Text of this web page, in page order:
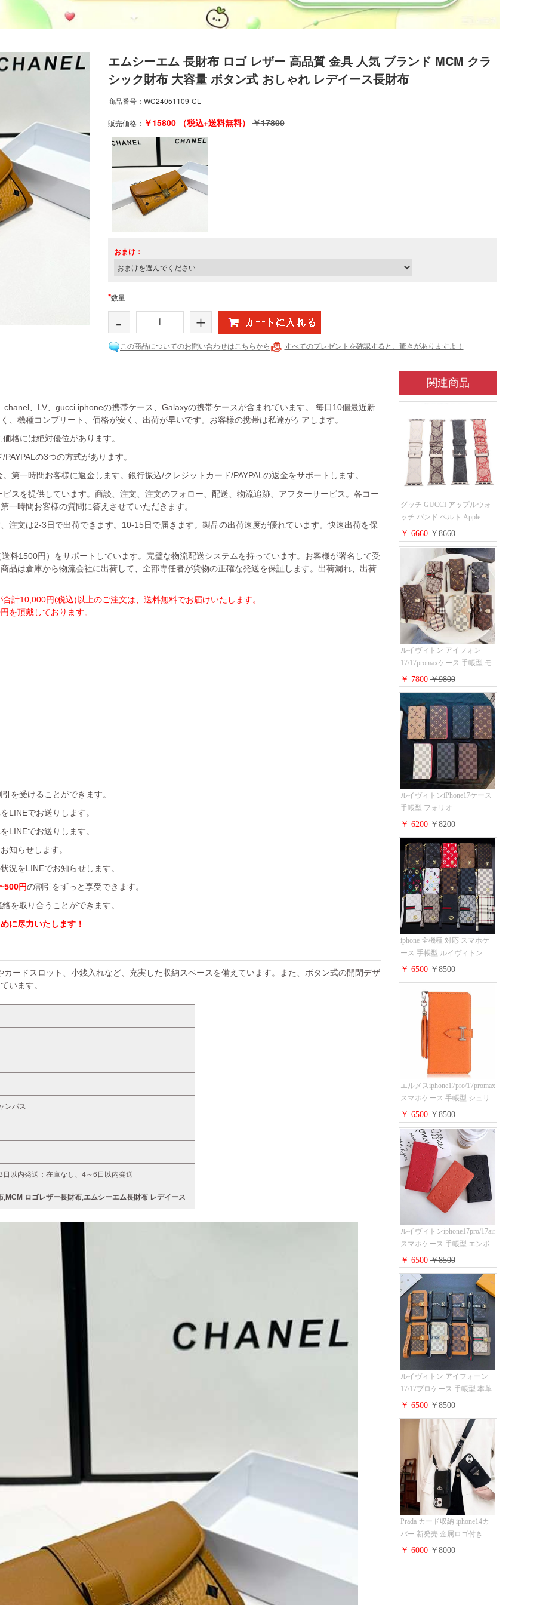
エムシーエム 長財布 ロゴ レザー 高品質 金具 人気 ブランド MCM クラ
シック財布 大容量 ボタン式 おしゃれ レデイース長財布
商品番号： WC24051109-CL
販売価格： ￥15800（税込+送料無料）￥17800
おまけ：
*数量
- +
この商品についてのお問い合わせはこちらから すべてのプレゼントを確認すると、驚きがありますよ！
、LV、gucci iphoneの携帯ケース、Galaxyの携帯ケースが含まれています。 毎日10個最近新
、機種コンプリート、価格が安く、出荷が早いです。お客様の携帯は私達がケアします。
格には絶対優位があります。
の3つの方式があります。
第一時間お客様に返金します。銀行振込/クレジットカード/PAYPALの返金をサポートします。
スを提供しています。商談、注文、注文のフォロー、配送、物流追跡、アフターサービス。各コー
一時間お客様の質問に答えさせていただきます。
注文は2-3日で出荷できます。10-15日で届きます。製品の出荷速度が優れています。快速出荷を保
料1500円）をサポートしています。完璧な物流配送システムを持っています。お客様が署名して受
品は倉庫から物流会社に出荷して、全部専任者が貨物の正確な発送を保証します。出荷漏れ、出荷
計10,000円(税込)以上のご注文は、送料無料でお届けいたします。
を頂戴しております。
引を受けることができます。
LINEでお送りします。
LINEでお送りします。
知らせします。
況をLINEでお知らせします。
円の割引をずっと享受できます。
を取り合うことができます。
に尽力いたします！
カードスロット、小銭入れなど、充実した収納スペースを備えています。また、ボタン式の開閉デザ
います。
ンバス
以内発送；在庫なし、4～6日以内発送
MCM ロゴレザー長財布 エムシーエム長財布 レデイース
関連商品
グッチ GUCCI アップルウォ
ッチ バンド ベルト Apple
Watch ベルト交換 レザーベル
ト レザーバンド ウォッチバ
ンド 38mm 40mm 42mm 44mm
人気新作
￥ 6660￥8660
ルイヴィトン アイフォン
17/17promaxケース 手帳型 モ
ノグラム 定番柄 airpods 4/3/2
proケース 2点セット激安 グ
ッチiphone16pro/16/15ケース
手帳型 財布カード入り 多機
能 ハイ ブランド Galaxy
S25/S24/S23手帳カバー おす
すめ
￥ 7800￥9800
ルイヴィトンiPhone17ケース
手帳型 フォリオ
iPhone17pro/17promaxケース
ダミエ モノグラム レザー 磁
石内蔵 LV アイフォン
16/16plus手帳ケース 超薄 ビ
ジネス風 メンズ レディース
おしゃれ ブランド
iphone15/14/13手帳型スマホケ
ース お 揃い
￥ 6200￥8200
iphone 全機種 対応 スマホケ
ース 手帳型 ルイヴィトン
iPhone17pro/17air/17e手帳型ケ
ース 安心する 買う モノグラ
ム シュリンクレザーLV アイ
フォン16/16promaxスマホケー
ス 手帳 多機能 グッチ
iphone15pro/14/13携帯ケース
大人 レディース メンズ スト
ラップ付き
￥ 6500￥8500
エルメスiphone17pro/17promax
スマホケース 手帳型 シュリ
ンクレザー タッセル ストラ
ップ 付き Hermes
iphone16pro/16ケース 財布型
スタンド機能 携帯カバー ハ
イ ブランド アイフォーン
15/14/13ケース 手帳 レディー
ス 人気
￥ 6500￥8500
ルイヴィトンiphone17pro/17air
スマホケース 手帳型 エンボ
スレザー 本革 モノグラム LV
アイフォン 16pro/16promaxケ
ース 手帳 型 カード入れ 高级
ブランド iPhone 15/14/13 pro
ケース 手帳型 男女通用 大人
かわいい
￥ 6500￥8500
ルイヴィトン アイフォーン
17/17プロケース 手帳型 本革
レザー モノグラム Louis
Vuitton iphone16/16promaxスマ
ホケース 手帳型 カード収納
iphone15/14/13ケース ビジネ
ス風 GUCCI galaxy s26/s25/s24
ケース 手帳型 大人 可愛い
￥ 6500￥8500
Prada カード収納 iphone14カ
バー 新発売 金属ロゴ付き
iphone 14promaxケース レザー
肩掛け アイフォーン 14proス
￥ 6000￥8000